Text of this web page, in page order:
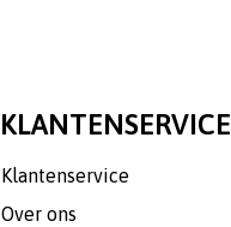
KLANTENSERVICE
Klantenservice
Over ons